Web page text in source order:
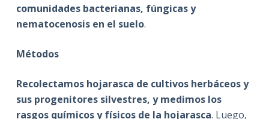
comunidades bacterianas, fúngicas y
nematocenosis en el suelo.
Métodos
Recolectamos hojarasca de cultivos herbáceos y
sus progenitores silvestres, y medimos los
rasgos químicos y físicos de la hojarasca. Luego,